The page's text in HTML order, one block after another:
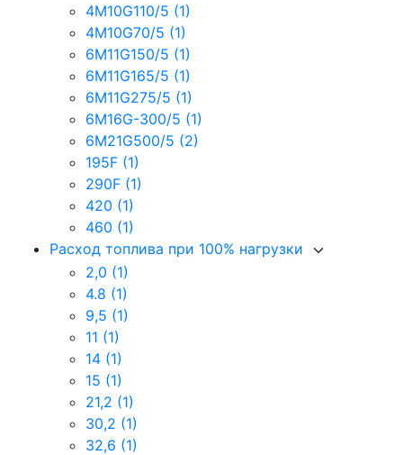
4M10G110/5 (1)
4M10G70/5 (1)
6M11G150/5 (1)
6M11G165/5 (1)
6M11G275/5 (1)
6M16G-300/5 (1)
6M21G500/5 (2)
195F (1)
290F (1)
420 (1)
460 (1)
Расход топлива при 100% нагрузки
2,0 (1)
4.8 (1)
9,5 (1)
11 (1)
14 (1)
15 (1)
21,2 (1)
30,2 (1)
32,6 (1)